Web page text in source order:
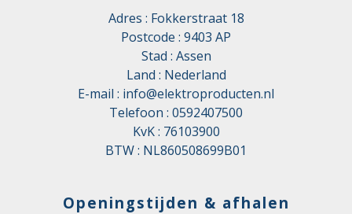
Adres : Fokkerstraat 18
Postcode : 9403 AP
Stad : Assen
Land : Nederland
E-mail : info@elektroproducten.nl
Telefoon : 0592407500
KvK : 76103900
BTW : NL860508699B01
Openingstijden & afhalen